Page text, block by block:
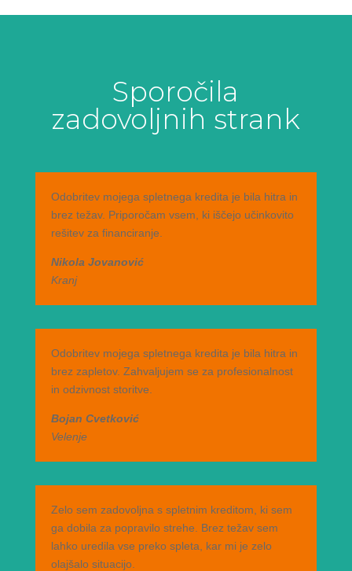
Sporočila
zadovoljnih strank
Odobritev mojega spletnega kredita je bila hitra in
brez težav. Priporočam vsem, ki iščejo učinkovito
rešitev za financiranje.
Nikola Jovanović
Kranj
Odobritev mojega spletnega kredita je bila hitra in
brez zapletov. Zahvaljujem se za profesionalnost
in odzivnost storitve.
Bojan Cvetković
Velenje
Zelo sem zadovoljna s spletnim kreditom, ki sem
ga dobila za popravilo strehe. Brez težav sem
lahko uredila vse preko spleta, kar mi je zelo
olajšalo situacijo.